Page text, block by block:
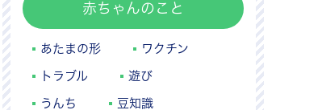
赤ちゃんのこと
あたまの形 ワクチン
トラブル 遊び
うんち 豆知識